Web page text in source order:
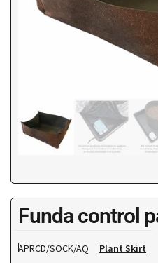
Funda control
APRCD/SOCK/AQ Plant Skirt